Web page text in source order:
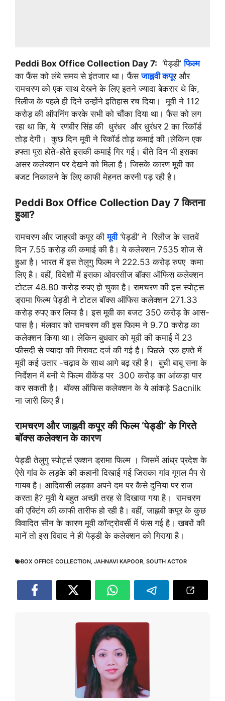
Peddi Box Office Collection Day 7: ‘पेड्डी’फिल्म
का फैंस को लंबे समय से इंतजार था। फैंसजाह्नवी कपूर और
रामचरण को एक साथ देखने के लिए इतने ज्यादा बेकरार थे कि,
रिलीज के पहले ही दिने उन्होंने इतिहास रच दिया। मूवी ने 112
करोड़ की ऑपनिंग करके सभी को चौंका दिया था। फैंस को लग
रहा था कि, ये रणवीर सिंह की धुरंधर और धुरंधर 2 का रिकॉर्ड
तोड़ देगी। कुछ दिन मूवी ने रिकॉर्ड तोड़ कमाई की।लेकिन एक
हफ्ता पूरा होते-होते इसकी कमाई गिर गई। बीते दिन भी इसका
असर कलेक्शन पर देखने को मिला है। जिसके कारण मूवी का
बजट निकालने के लिए काफी मेहनत करनी पड़ रही है।
Peddi Box Office Collection Day 7 कितना
हुआ?
रामचरण और जाह्रवी कपूर कीमूवी‘पेड्डी’ ने रिलीज के सातवें
दिन 7.55 करोड़ की कमाई की है। ये कलेक्शन 7535 शोज से
हुआ है। भारत में इस तेलुगु फिल्म ने 222.53 करोड़ रुपए कमा
लिए है। वहीं, विदेशों में इसका ओवरसीज बॉक्स ऑफिस कलेक्शन
टोटल 48.80 करोड़ रुपए हो चुका है। रामचरण की इस स्पोट्स
ड्रामा फिल्म पेड्डी ने टोटल बॉक्स ऑफिस कलेक्शन 271.33
करोड़ रुपए कर लिया है। इस मूवी का बजट 350 करोड़ के आस-
पास है। मंलवार को रामचरण की इस फिल्म ने 9.70 करोड़ का
कलेक्शन किया था। लेकिन बुधवार को मूवी की कमाई में 23
फीसदी से ज्यादा की गिरावट दर्ज की गई है। पिछले एक हफ्ते में
मूवी कई उतार -चढ़ाव के साथ आगे बढ़ रही है। बुची बाबू सना के
निर्देशन में बनी ये फिल्म वीकेंड पर 300 करोड़ का आंकड़ा पार
कर सकती है। बॉक्स ऑफिस कलेक्शन के ये आंकड़े Sacnilk
ना जारी किए हैं।
रामचरण और जाह्नवी कपूर की फिल्म ‘पेड्डी’ के गिरते
बॉक्स कलेक्शन के कारण
पेड्डी तेलुगु स्पोर्ट्स एक्शन ड्रामा फिल्म । जिसमें आंध्र प्रदेश के
ऐसे गांव के लड़के की कहानी दिखाई गई जिसका गांव गूगल मैप से
गायब है। आदिवासी लड़का अपने दम पर कैसे दुनिया पर राज
करता है? मूवी ये बहुत अच्छी तरह से दिखाया गया है। रामचरण
की एक्टिंग की काफी तारीफ हो रही है। वहीं, जाह्नवी कपूर के कुछ
विवादित सीन के कारण मूवी कॉन्ट्रोवर्सी में फंस गई है। खबरों की
मानें तो इस विवाद ने ही पेड्डी के कलेक्शन को गिराया है।
BOX OFFICE COLLECTION, JAHNAVI KAPOOR, SOUTH ACTOR